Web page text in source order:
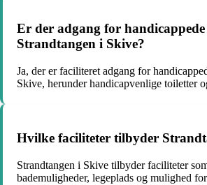
Er der adgang for handicappede
Strandtangen i Skive?
Ja, der er faciliteret adgang for
Skive, herunder handicapvenlige toiletter
Hvilke faciliteter tilbyder
Strandtangen i Skive tilbyder faciliteter
bademuligheder, legeplads og mulighed